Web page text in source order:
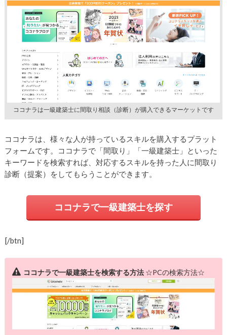
ココナラは一級建築士に間取り相談（診断）が購入できるマーケットです
ココナラは、様々な人が持っているスキルを購入するプラット
フォームです。ココナラで「間取り」「一級建築士」といった
キーワードを検索すれば、対応するスキルを持った人に間取り
診断（提案）をしてもらうことができます。
ココナラで一級建築士を探す
[/btn]
ココナラで一級建築士を検索する方法 ☆PCの検索方法☆